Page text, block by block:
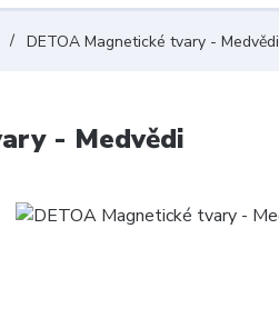
DETOA Magnetické tvary - Medvědi
- Medvědi